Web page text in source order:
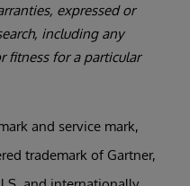
expressed or
including any
fitness for a particular
and service mark,
trademark of Gartner,